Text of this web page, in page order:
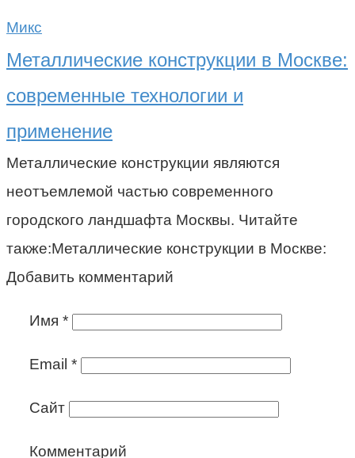
Микс
Металлические конструкции в Москве:
современные технологии и
применение
Металлические конструкции являются
неотъемлемой частью современного
городского ландшафта Москвы. Читайте
также:Металлические конструкции в Москве:
Добавить комментарий
Имя *
Email *
Сайт
Комментарий